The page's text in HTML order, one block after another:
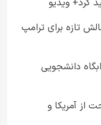
کرد+ ویدیو
تازه برای ترامپ
دانشجویی
از آمریکا و